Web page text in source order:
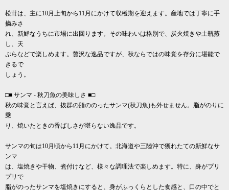
松茸は、主に10月上旬から11月にかけて収穫期を迎えます。産地では丁寧に手
摘みさ
れ、新鮮なうちに市場に出回ります。その味わいは格別で、炭火焼きや土瓶蒸
し、天
ぷらなどで楽しめます。贅沢な逸品ですが、秋ならではの味覚を存分に堪能で
きるで
しょう。
□■ サンマ - 秋刀魚の美味しさ ■□
秋の味覚と言えば、抜群の脂ののったサンマ(秋刀魚)も外せません。脂がのりに
乗
り、焼いたときの香ばしさが堪らない逸品です。
サンマの旬は10月頃から11月にかけて。北海道や三陸沖で獲れたての新鮮なサ
ンマ
は、塩焼きや干物、煮付けなど、様々な調理法で楽しめます。特に、身がプリ
プリで
脂がのったサンマを塩焼きにすると、身がふっくらとした食感と、口の中でと